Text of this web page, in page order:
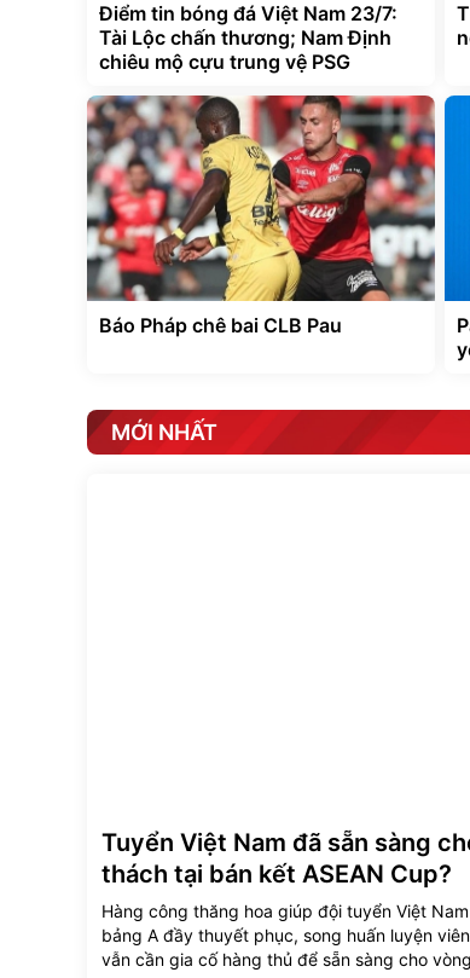
Điểm tin bóng đá Việt Nam 23/7:
Tài Lộc chấn thương; Nam Định
chiêu mộ cựu trung vệ PSG
Báo Pháp chê bai CLB Pau
MỚI NHẤT
Tuyển Việt Nam đã sẵn sàng
thách tại bán kết ASEAN Cup?
Hàng công thăng hoa giúp đội tuyển Việt
bảng A đầy thuyết phục, song huấn luyện
vẫn cần gia cố hàng thủ để sẵn sàng cho